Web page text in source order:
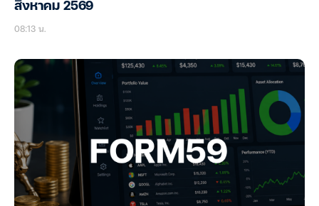
สิงหาคม 2569
08:13 น.